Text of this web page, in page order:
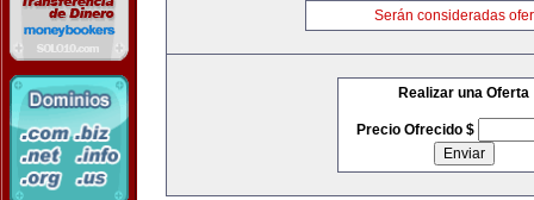
Serán consideradas
Realizar una Oferta
Precio Ofrecido $